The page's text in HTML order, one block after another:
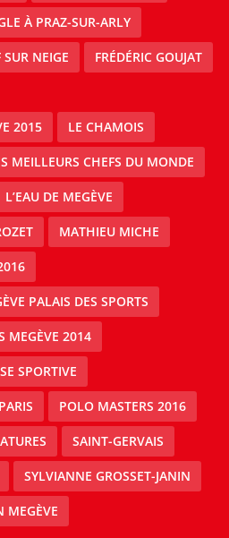
À PRAZ-SUR-ARLY
NEIGE FRÉDÉRIC GOUJAT
2015 LE CHAMOIS
MEILLEURS CHEFS DU MONDE
L’EAU DE MEGÈVE
MATHIEU MICHE
PALAIS DES SPORTS
MEGÈVE 2014
SPORTIVE
PARIS POLO MASTERS 2016
SAINT-GERVAIS
SYLVIANNE GROSSET-JANIN
MEGÈVE